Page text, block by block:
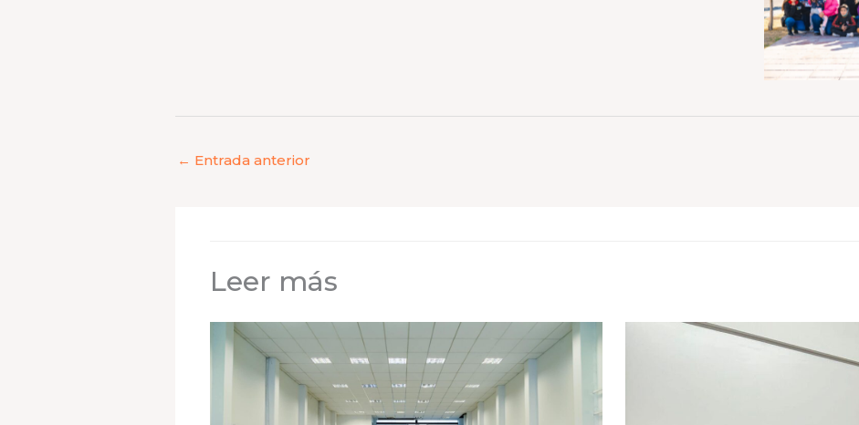
← Entrada anterior
Leer más